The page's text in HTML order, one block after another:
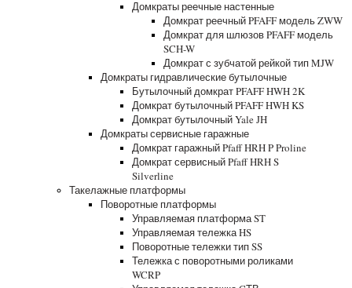
Домкраты реечные настенные
Домкрат реечный PFAFF модель ZWW
Домкрат для шлюзов PFAFF модель
SCH-W
Домкрат с зубчатой рейкой тип MJW
Домкраты гидравлические бутылочные
Бутылочный домкрат PFAFF HWH 2K
Домкрат бутылочный PFAFF HWH KS
Домкрат бутылочный Yale JH
Домкраты сервисные гаражные
Домкрат гаражный Pfaff HRH P Proline
Домкрат сервисный Pfaff HRH S
Silverline
Такелажные платформы
Поворотные платформы
Управляемая платформа ST
Управляемая тележка HS
Поворотные тележки тип SS
Тележка с поворотными роликами
WCRP